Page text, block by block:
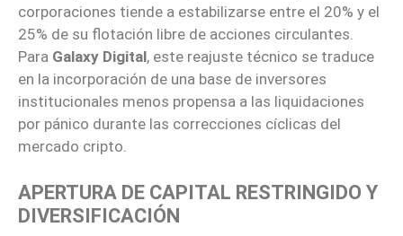
corporaciones tiende a estabilizarse entre el 20% y el
25% de su flotación libre de acciones circulantes.
Para Galaxy Digital, este reajuste técnico se traduce
en la incorporación de una base de inversores
institucionales menos propensa a las liquidaciones
por pánico durante las correcciones cíclicas del
mercado cripto.
APERTURA DE CAPITAL RESTRINGIDO Y
DIVERSIFICACIÓN